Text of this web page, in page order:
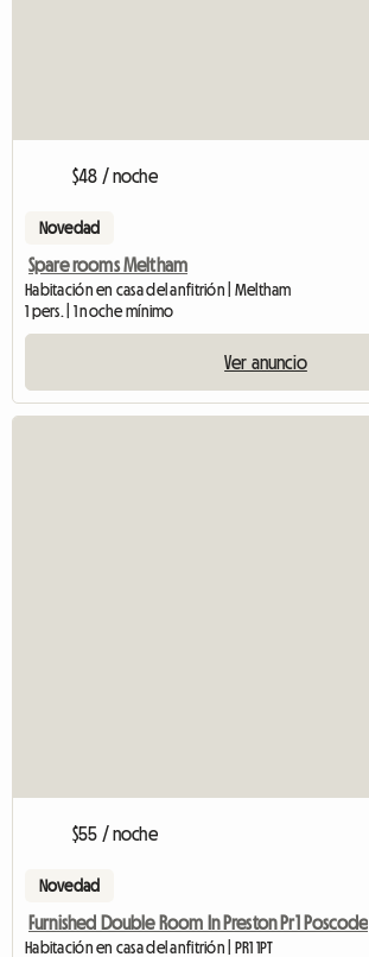
$48 / noche
Novedad
Spare rooms Meltham
Habitación en casa del anfitrión | Meltham
1 pers. | 1 noche mínimo
Ver anuncio
$55 / noche
Novedad
Furnished Double Room In Preston Pr1 Poscode
Habitación en casa del anfitrión | PR1 1PT